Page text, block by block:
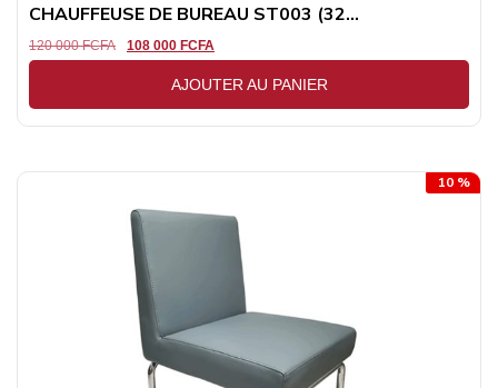
CHAUFFEUSE DE BUREAU ST003 (32...
120 000FCFA 108 000 FCFA
AJOUTER AU PANIER
10 %